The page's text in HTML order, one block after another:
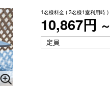
1名様料金 ( 3名様1室利用時 )
10,867円 ～
定員